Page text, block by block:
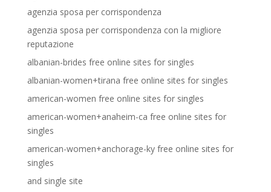
agenzia sposa per corrispondenza
agenzia sposa per corrispondenza con la migliore
reputazione
albanian-brides free online sites for singles
albanian-women+tirana free online sites for singles
american-women free online sites for singles
american-women+anaheim-ca free online sites for
singles
american-women+anchorage-ky free online sites for
singles
and single site